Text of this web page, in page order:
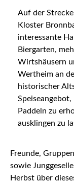
Auf der
Kloster
interessante
Biergarten,
Wirtshäusern
Wertheim an
historischer
Paddeln zu
ausklingen zu
Freunde,
sowie
Herbst über